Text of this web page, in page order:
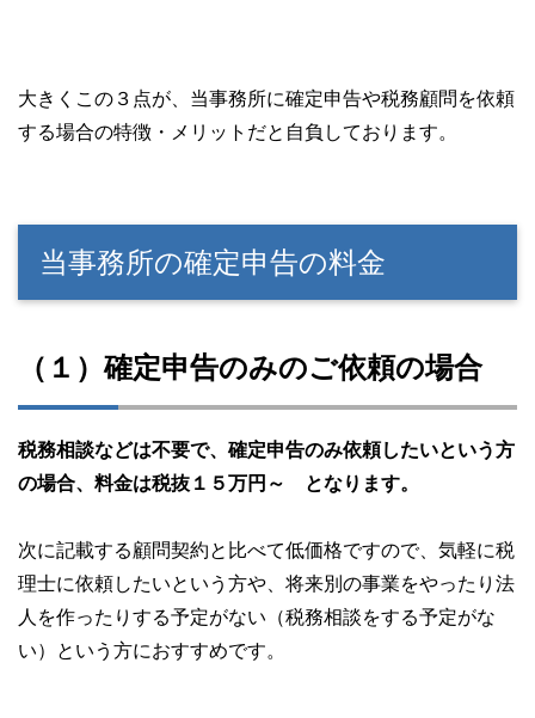
大きくこの３点が、当事務所に確定申告や税務顧問を依頼
する場合の特徴・メリットだと自負しております。
当事務所の確定申告の料金
（１）確定申告のみのご依頼の場合
税務相談などは不要で、確定申告のみ依頼したいという方
の場合、料金は税抜１５万円～ となります。
次に記載する顧問契約と比べて低価格ですので、気軽に税
理士に依頼したいという方や、将来別の事業をやったり法
人を作ったりする予定がない（税務相談をする予定がな
い）という方におすすめです。